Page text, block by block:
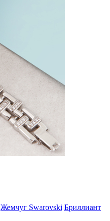
Жемчуг Swarovski Бриллиант